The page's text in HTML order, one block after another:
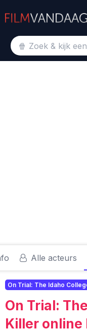
Alle acteurs
On Trial: The Idaho
On Trial:
Killer online